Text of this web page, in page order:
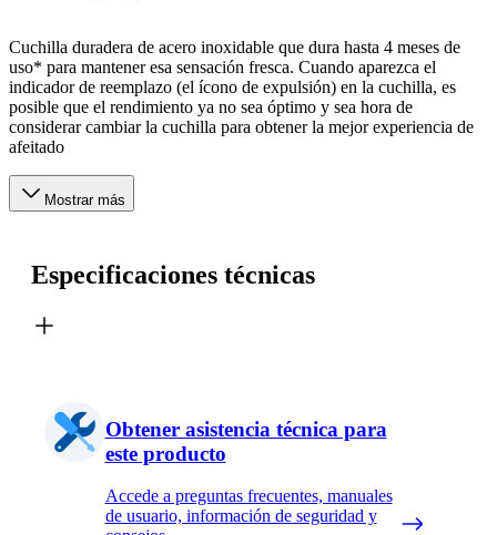
Cuchilla duradera de acero inoxidable que dura hasta 4 meses de
uso* para mantener esa sensación fresca. Cuando aparezca el
indicador de reemplazo (el ícono de expulsión) en la cuchilla, es
posible que el rendimiento ya no sea óptimo y sea hora de
considerar cambiar la cuchilla para obtener la mejor experiencia de
afeitado
Mostrar más
Especificaciones técnicas
Obtener asistencia técnica para
este producto
Accede a preguntas frecuentes, manuales
de usuario, información de seguridad y